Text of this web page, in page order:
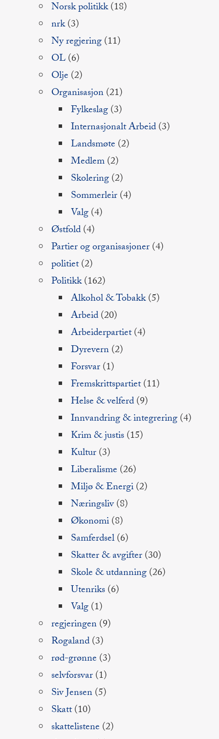
Norsk politikk(18)
nrk(3)
Ny regjering(11)
OL(6)
Olje (2)
Organisasjon(21)
Fylkeslag(3)
Internasjonalt Arbeid(3)
Landsmøte (2)
Medlem(2)
Skolering(2)
Sommerleir(4)
Valg(4)
Østfold(4)
Partier og organisasjoner(4)
politiet(2)
Politikk(162)
Alkohol & Tobakk(5)
Arbeid(20)
Arbeiderpartiet(4)
Dyrevern(2)
Forsvar(1)
Fremskrittspartiet(11)
Helse & velferd(9)
Innvandring & integrering(4)
Krim & justis(15)
Kultur(3)
Liberalisme (26)
Miljø & Energi(2)
Næringsliv(8)
Økonomi(8)
Samferdsel(6)
Skatter & avgifter(30)
Skole & utdanning(26)
Utenriks(6)
Valg(1)
regjeringen(9)
Rogaland(3)
rød-grønne (3)
selvforsvar(1)
Siv Jensen(5)
Skatt(10)
skattelistene (2)